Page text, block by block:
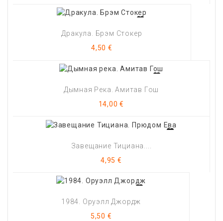
Дракула. Брэм Стокер
Цена
4,50 €
Дымная Река. Амитав Гош
Цена
14,00 €
Завещание Тициана....
Цена
4,95 €
1984. Оруэлл Джордж
Цена
5,50 €